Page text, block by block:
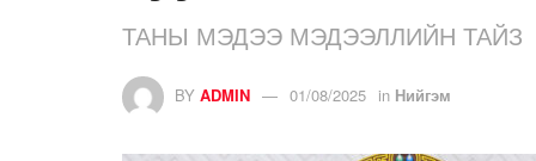
ТАНЫ МЭДЭЭ МЭДЭЭЛЛИЙН ТАЙЗ
BY ADMIN 01/08/2025 in Нийгэм